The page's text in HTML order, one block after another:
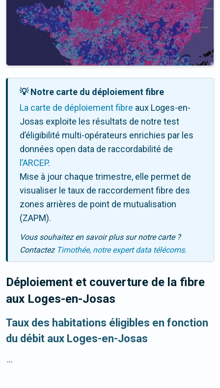
💡 Notre carte du déploiement fibre
La carte de déploiement fibre aux Loges-en-
Josas exploite les résultats de notre test
d’éligibilité multi-opérateurs enrichies par les
données open data de raccordabilité de
l’ARCEP.
Mise à jour chaque trimestre, elle permet de
visualiser le taux de raccordement fibre des
zones arrières de point de mutualisation
(ZAPM).
Vous souhaitez en savoir plus sur notre carte ?
Contactez Timothée, notre expert data télécoms.
Déploiement et couverture de la fibre
aux Loges-en-Josas
Taux des habitations éligibles en fonction
du débit aux Loges-en-Josas
...